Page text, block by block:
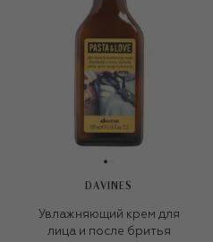
DAVINES
Увлажняющий крем для
лица и после бритья